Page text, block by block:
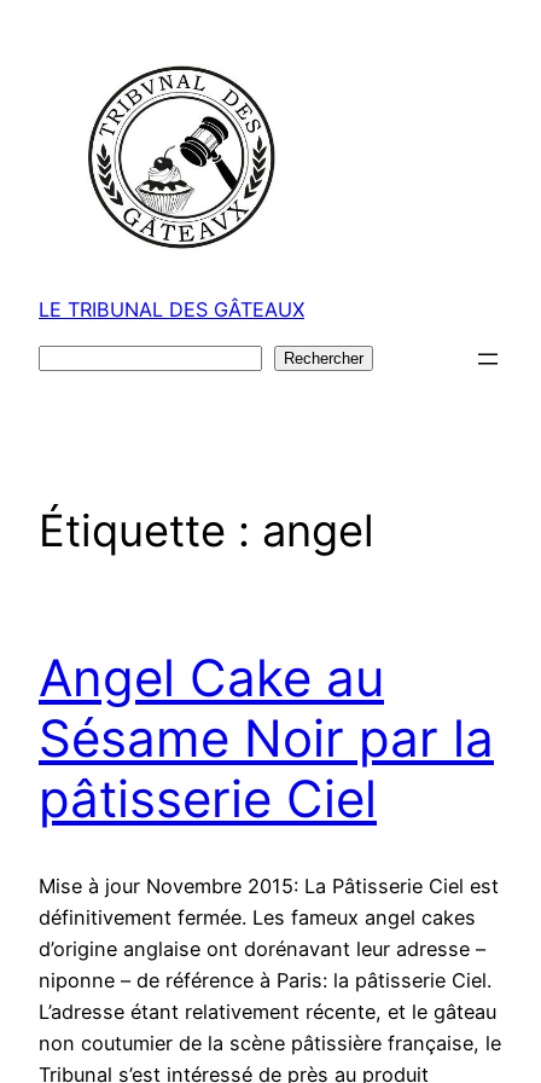
LE TRIBUNAL DES GÂTEAUX
Rechercher
Étiquette : angel
Angel Cake au
Sésame Noir par la
pâtisserie Ciel
Mise à jour Novembre 2015: La Pâtisserie Ciel est
définitivement fermée. Les fameux angel cakes
d’origine anglaise ont dorénavant leur adresse –
niponne – de référence à Paris: la pâtisserie Ciel.
L’adresse étant relativement récente, et le gâteau
non coutumier de la scène pâtissière française, le
Tribunal s’est intéressé de près au produit